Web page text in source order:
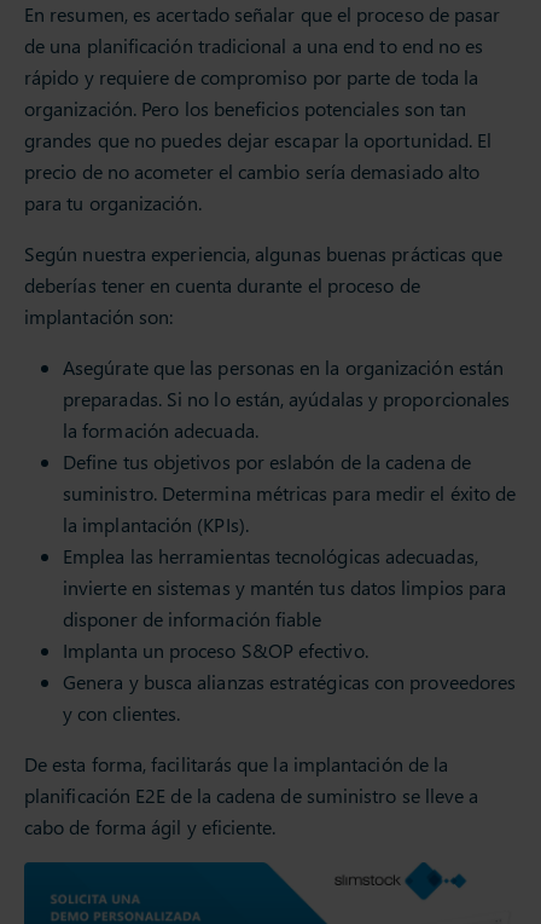
En resumen, es acertado señalar que el proceso de pasar
de una planificación tradicional a una end to end no es
rápido y requiere de compromiso por parte de toda la
organización. Pero los beneficios potenciales son tan
grandes que no puedes dejar escapar la oportunidad. El
precio de no acometer el cambio sería demasiado alto
para tu organización.
Según nuestra experiencia, algunas buenas prácticas que
deberías tener en cuenta durante el proceso de
implantación son:
Asegúrate que las personas en la organización están
preparadas. Si no lo están, ayúdalas y proporcionales
la formación adecuada.
Define tus objetivos por eslabón de la cadena de
suministro. Determina métricas para medir el éxito de
la implantación (KPIs).
Emplea las herramientas tecnológicas adecuadas,
invierte en sistemas y mantén tus datos limpios para
disponer de información fiable
Implanta un proceso S&OP efectivo.
Genera y busca alianzas estratégicas con proveedores
y con clientes.
De esta forma, facilitarás que la implantación de la
planificación E2E de la cadena de suministro se lleve a
cabo de forma ágil y eficiente.